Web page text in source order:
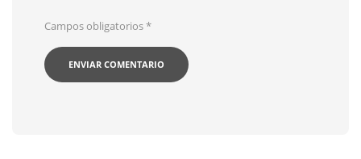
Campos obligatorios*